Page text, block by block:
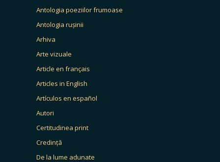
Antologia poeziilor frumoase
Antologia rușinii
Arhiva
Arte vizuale
Article en français
Articles in English
Artículos en español
Autori
Certitudinea print
Credință
De la lume adunate